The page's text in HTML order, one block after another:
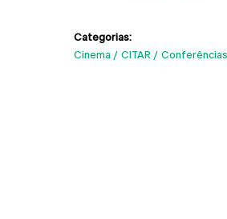
Categorias:
Cinema
CITAR Conferências